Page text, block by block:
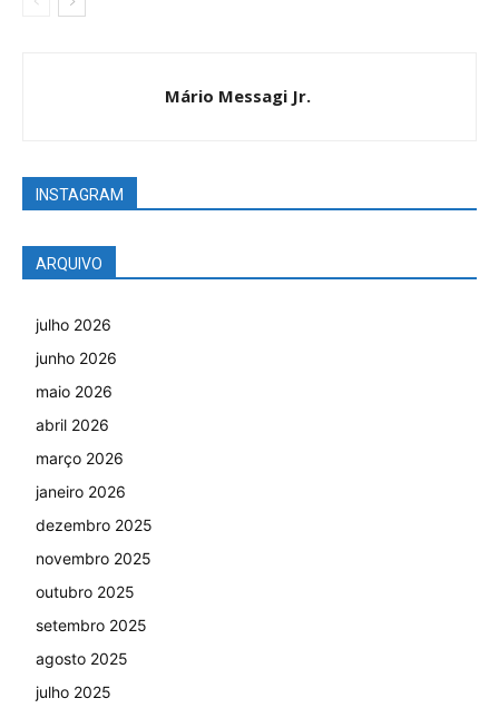
Mário Messagi Jr.
INSTAGRAM
ARQUIVO
julho 2026
junho 2026
maio 2026
abril 2026
março 2026
janeiro 2026
dezembro 2025
novembro 2025
outubro 2025
setembro 2025
agosto 2025
julho 2025